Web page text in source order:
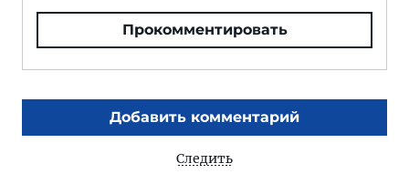
Прокомментировать
Добавить комментарий
Следить